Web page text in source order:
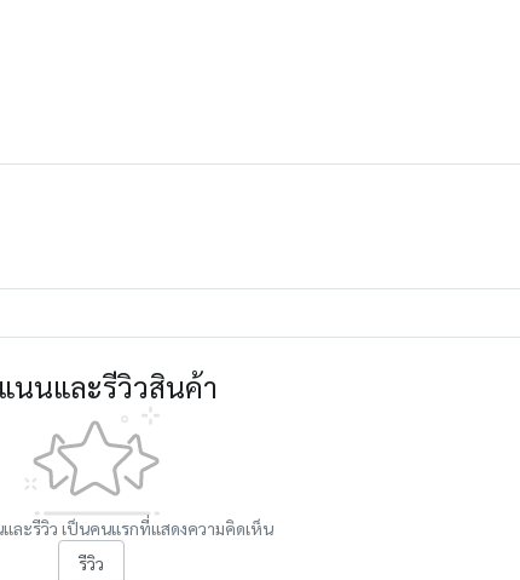
นนและรีวิวสินค้า
ละรีวิว เป็นคนแรกที่แสดงความคิดเห็น
รีวิว